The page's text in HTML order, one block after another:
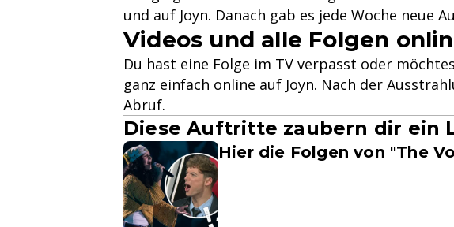
und auf Joyn. Danach gab es jede Woche neue
Videos und alle Folgen
Du hast eine Folge im TV verpasst oder
ganz einfach online auf Joyn. Nach der
Abruf.
Diese Auftritte zaubern dir ein
Hier die Folgen von "The